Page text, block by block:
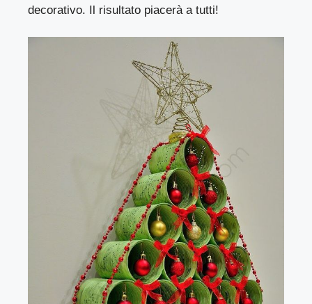
decorativo. Il risultato piacerà a tutti!